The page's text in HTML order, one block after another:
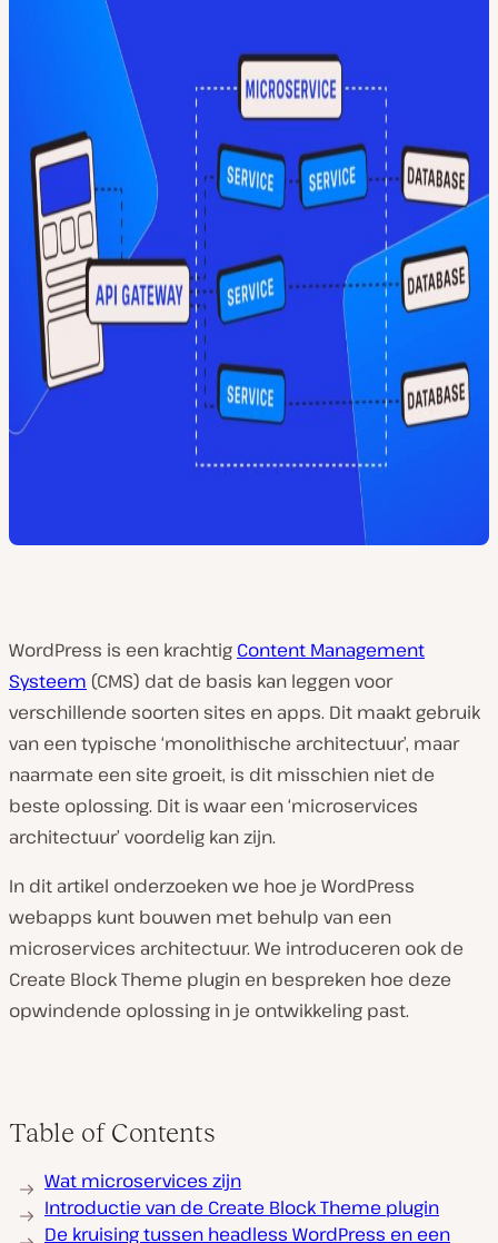
WordPress is een krachtig Content Management
Systeem (CMS) dat de basis kan leggen voor
verschillende soorten sites en apps. Dit maakt gebruik
van een typische ‘monolithische architectuur’, maar
naarmate een site groeit, is dit misschien niet de
beste oplossing. Dit is waar een ‘microservices
architectuur’ voordelig kan zijn.
In dit artikel onderzoeken we hoe je WordPress
webapps kunt bouwen met behulp van een
microservices architectuur. We introduceren ook de
Create Block Theme plugin en bespreken hoe deze
opwindende oplossing in je ontwikkeling past.
Table of Contents
Wat microservices zijn
Introductie van de Create Block Theme plugin
De kruising tussen headless WordPress en een